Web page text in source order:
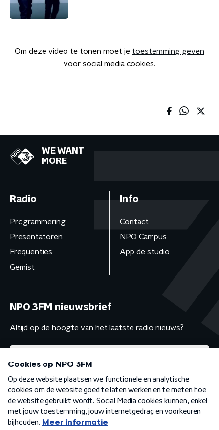
Om deze video te tonen moet je toestemming geven
voor social media cookies.
WE WANT
MORE
Radio
Programmering
Presentatoren
Frequenties
Gemist
Info
Contact
NPO Campus
App de studio
NPO 3FM nieuwsbrief
Altijd op de hoogte van het laatste radio nieuws?
Algemene voorwaarden Privacybeleid